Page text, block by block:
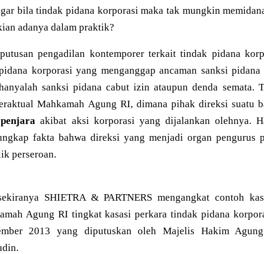
bila tindak pidana korporasi maka tak mungkin
adanya dalam praktik?
pengadilan kontemporer terkait tindak pidana
korporasi yang menganggap ancaman sanksi
sanksi pidana cabut izin ataupun denda semata.
Mahkamah Agung RI, dimana pihak direksi suatu
penjara akibat aksi korporasi yang dijalankan olehnya.
fakta bahwa direksi yang menjadi organ pengurus
perseroan.
SHIETRA & PARTNERS mengangkat contoh
Agung RI tingkat kasasi perkara tindak pidana
2013 yang diputuskan oleh Majelis Hakim